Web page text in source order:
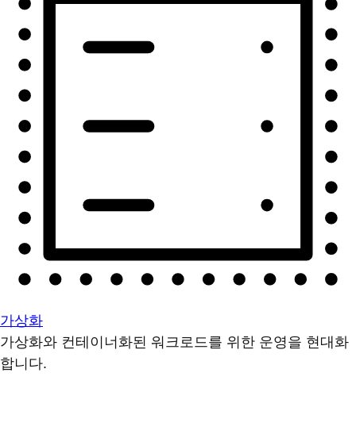
가상화
가상화와 컨테이너화된 워크로드를 위한 운영을 현대화
합니다.